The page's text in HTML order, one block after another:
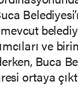
ve
Buca
ortaya